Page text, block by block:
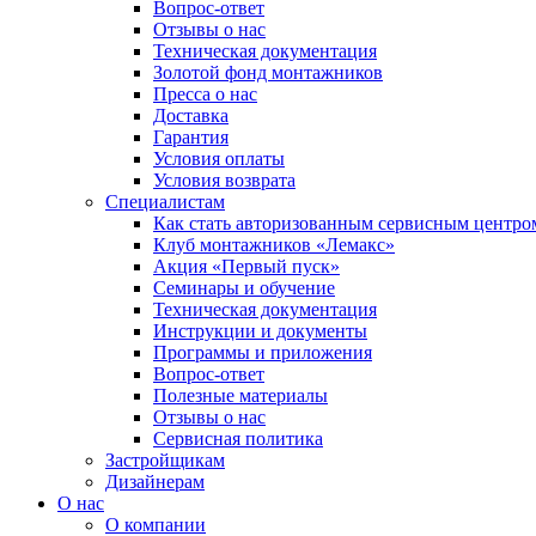
Вопрос-ответ
Отзывы о нас
Техническая документация
Золотой фонд монтажников
Пресса о нас
Доставка
Гарантия
Условия оплаты
Условия возврата
Специалистам
Как стать авторизованным сервисным
Клуб монтажников «Лемакс»
Акция «Первый пуск»
Семинары и обучение
Техническая документация
Инструкции и документы
Программы и приложения
Вопрос-ответ
Полезные материалы
Отзывы о нас
Сервисная политика
Застройщикам
Дизайнерам
О нас
О компании